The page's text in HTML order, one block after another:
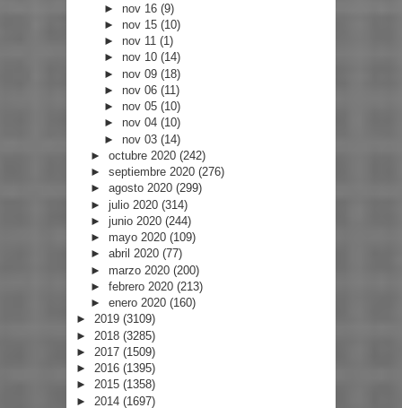
► nov 16(9)
► nov 15(10)
► nov 11(1)
► nov 10(14)
► nov 09(18)
► nov 06(11)
► nov 05(10)
► nov 04(10)
► nov 03(14)
► octubre 2020 (242)
► septiembre 2020 (276)
► agosto 2020 (299)
► julio 2020 (314)
► junio 2020 (244)
► mayo 2020 (109)
► abril 2020 (77)
► marzo 2020 (200)
► febrero 2020 (213)
► enero 2020 (160)
► 2019 (3109)
► 2018 (3285)
► 2017 (1509)
► 2016 (1395)
► 2015 (1358)
► 2014 (1697)